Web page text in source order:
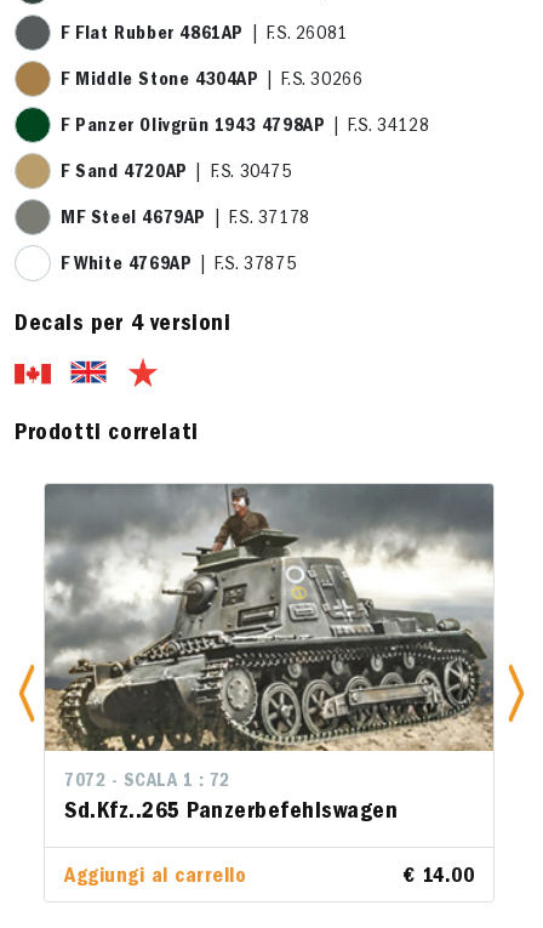
F Flat Rubber 4861AP | F.S. 26081
F Middle Stone 4304AP | F.S. 30266
F Panzer Olivgrün 1943 4798AP | F.S. 34128
F Sand 4720AP | F.S. 30475
MF Steel 4679AP | F.S. 37178
F White 4769AP | F.S. 37875
Decals per 4 versioni
Prodotti correlati
7072 - SCALA 1 : 72
Sd.Kfz..265 Panzerbefehlswagen
Aggiungi al carrello € 14.00